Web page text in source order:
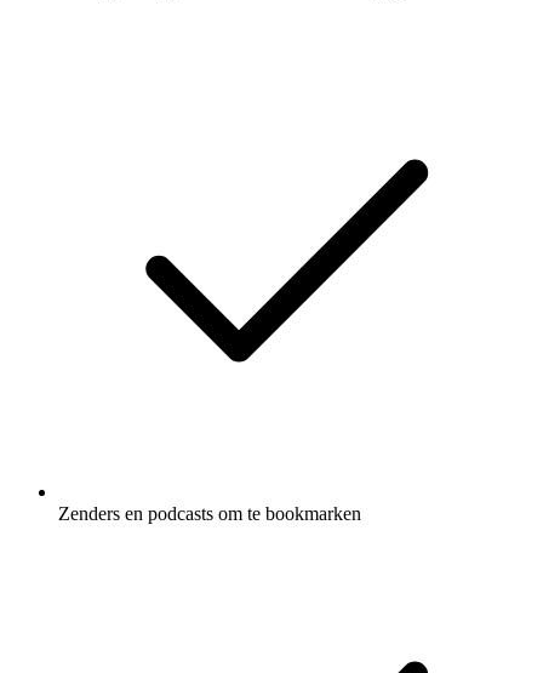
Zenders en podcasts om te bookmarken